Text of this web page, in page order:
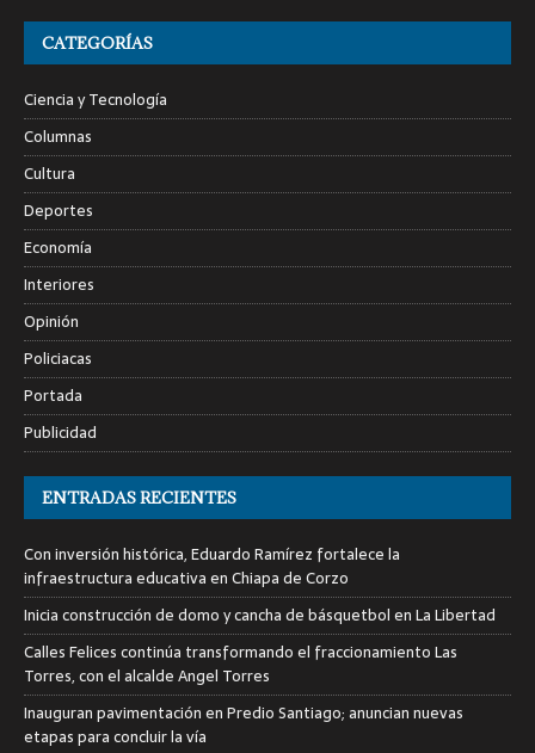
CATEGORÍAS
Ciencia y Tecnología
Columnas
Cultura
Deportes
Economía
Interiores
Opinión
Policiacas
Portada
Publicidad
ENTRADAS RECIENTES
Con inversión histórica, Eduardo Ramírez fortalece la
infraestructura educativa en Chiapa de Corzo
Inicia construcción de domo y cancha de básquetbol en La Libertad
Calles Felices continúa transformando el fraccionamiento Las
Torres, con el alcalde Angel Torres
Inauguran pavimentación en Predio Santiago; anuncian nuevas
etapas para concluir la vía